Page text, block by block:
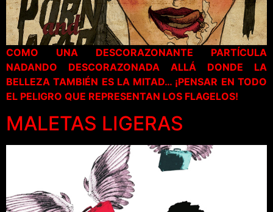
COMO UNA DESCORAZONANTE PARTÍCULA
NADANDO DESCORAZONADA ALLÁ DONDE LA
BELLEZA TAMBIÉN ES LA MITAD… ¡PENSAR EN TODO
EL PELIGRO QUE REPRESENTAN LOS FLAGELOS!
MALETAS LIGERAS